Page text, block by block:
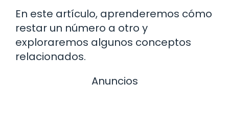
En este artículo, aprenderemos cómo
restar un número a otro y
exploraremos algunos conceptos
relacionados.
Anuncios